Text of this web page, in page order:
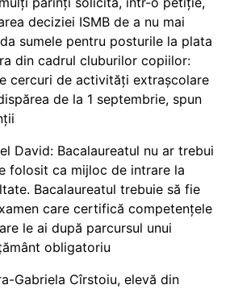
deciziei ISMB de a nu mai
sumele pentru posturile la plata
din cadrul cluburilor copiilor:
cercuri de activități extrașcolare
de la 1 septembrie, spun
David: Bacalaureatul nu ar trebui
folosit ca mijloc de intrare la
Bacalaureatul trebuie să fie
care certifică competențele
le ai după parcursul unui
obligatoriu
Gabriela Cîrstoiu, elevă din